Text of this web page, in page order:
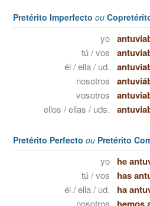
Pretérito Imperfecto ou
yo
tú / vos
él / ella / ud.
nosotros
vosotros
ellos / ellas / uds.
Pretérito Perfecto ou Pretérito
yo he
tú / vos has
él / ella / ud. ha
nosotros